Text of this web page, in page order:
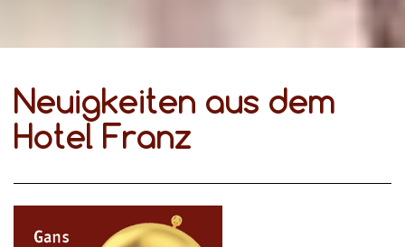
Neuigkeiten aus dem
Hotel Franz